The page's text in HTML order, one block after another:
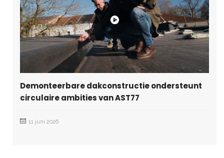
Demonteerbare dakconstructie ondersteunt
circulaire ambities van AST77
11 juni 2026